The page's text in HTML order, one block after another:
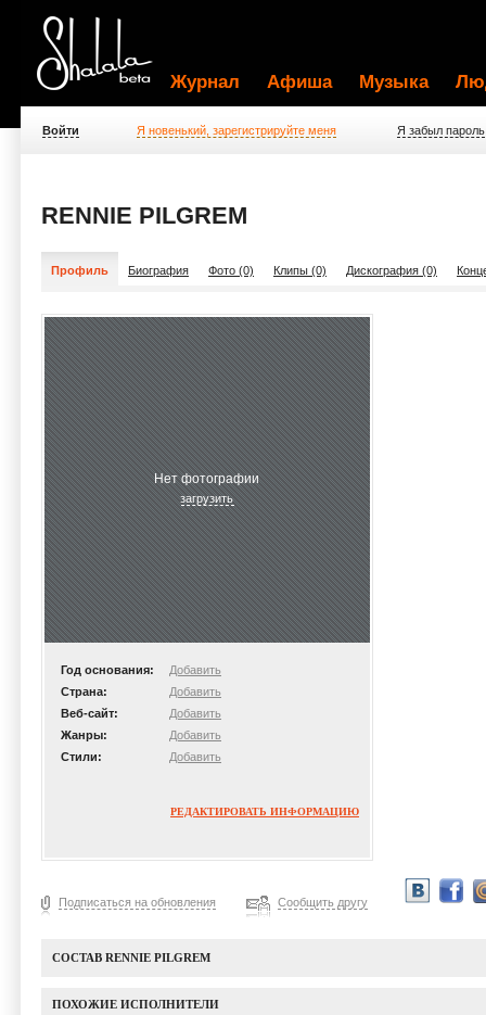
Журнал Афиша Музыка
Войти Я новенький, зарегистрируйте меня Я забыл пароль
RENNIE PILGREM
Профиль Биография Фото (0) Клипы (0) Дискография (0)
Нет фотографии
загрузить
Год основания:
Добавить
Страна:
Добавить
Веб-сайт:
Добавить
Жанры:
Добавить
Стили:
Добавить
РЕДАКТИРОВАТЬ ИНФОРМАЦИЮ
Подписаться на обновления Сообщить другу
СОСТАВ RENNIE PILGREM
ПОХОЖИЕ ИСПОЛНИТЕЛИ